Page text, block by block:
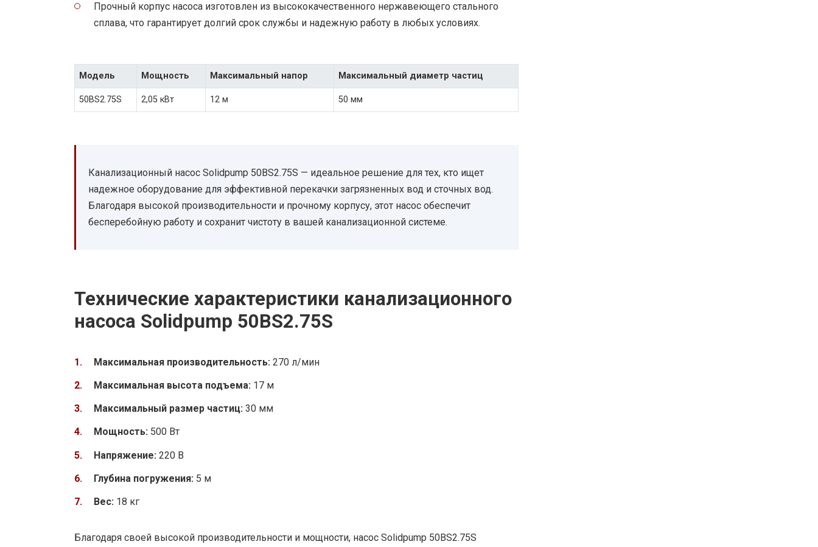
Прочный корпус насоса изготовлен из высококачественного нержавеющего стального
сплава, что гарантирует долгий срок службы и надежную работу в любых условиях.
Модель Мощность Максимальный напор Максимальный диаметр частиц
50BS2.75S 2,05 кВт 12 м 50 мм
Канализационный насос Solidpump 50BS2.75S — идеальное решение для тех, кто ищет
надежное оборудование для эффективной перекачки загрязненных вод и сточных вод.
Благодаря высокой производительности и прочному корпусу, этот насос обеспечит
бесперебойную работу и сохранит чистоту в вашей канализационной системе.
Технические характеристики канализационного
насоса Solidpump 50BS2.75S
Максимальная производительность: 270 л/мин
Максимальная высота подъема: 17 м
Максимальный размер частиц: 30 мм
Мощность: 500 Вт
Напряжение: 220 В
Глубина погружения: 5 м
Вес: 18 кг
Благодаря своей высокой производительности и мощности, насос Solidpump 50BS2.75S